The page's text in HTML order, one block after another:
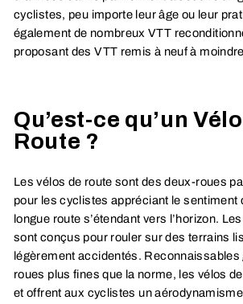
cyclistes, peu importe leur âge ou leur
également de nombreux VTT
proposant des VTT remis à neuf à
Qu’est-ce qu’un
Route ?
Les vélos de route sont des deux-roues
pour les cyclistes appréciant le sentiment
longue route s’étendant vers l’horizon.
sont conçus pour rouler sur des terrains
légèrement accidentés. Reconnaissables
roues plus fines que la norme, les vélos
et offrent aux cyclistes un